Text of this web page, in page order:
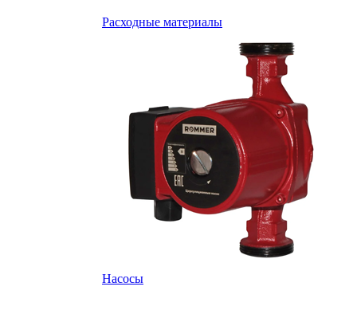
Расходные материалы
Насосы